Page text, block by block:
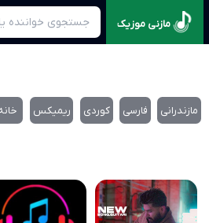
مازنی موزیک
مازندرانی فارسی کوردی ریمیکس